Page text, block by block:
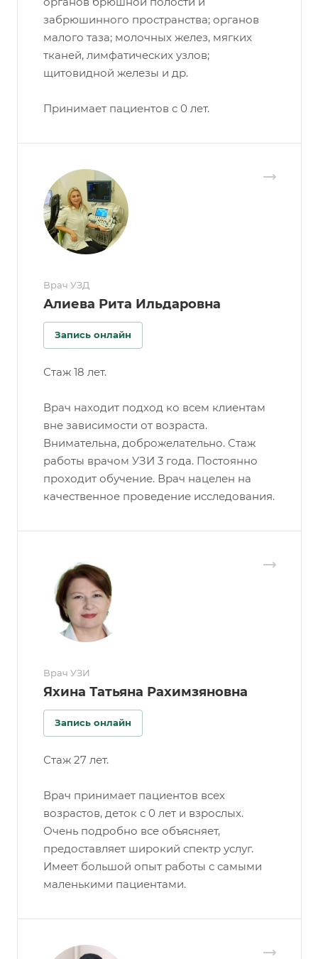
забрюшинного пространства; органов
малого таза; молочных желез, мягких
тканей, лимфатических узлов;
щитовидной железы и др.
Принимает пациентов с 0 лет.
Врач УЗД
Алиева Рита Ильдаровна
Запись онлайн
Стаж 18 лет.
Врач находит подход ко всем клиентам
вне зависимости от возраста.
Внимательна, доброжелательно. Стаж
работы врачом УЗИ 3 года. Постоянно
проходит обучение. Врач нацелен на
качественное проведение исследования.
Врач УЗИ
Яхина Татьяна Рахимзяновна
Запись онлайн
Стаж 27 лет.
Врач принимает пациентов всех
возрастов, деток с 0 лет и взрослых.
Очень подробно все объясняет,
предоставляет широкий спектр услуг.
Имеет большой опыт работы с самыми
маленькими пациентами.